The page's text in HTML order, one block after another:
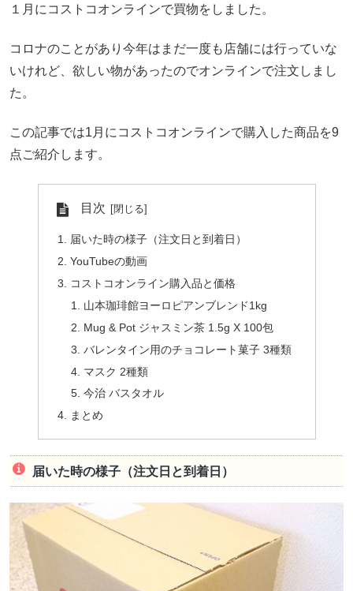
１月にコストコオンラインで買物をしました。
コロナのことがあり今年はまだ一度も店舗には行っていな
いけれど、欲しい物があったのでオンラインで注文しまし
た。
この記事では1月にコストコオンラインで購入した商品を9
点ご紹介します。
目次
届いた時の様子（注文日と到着日）
YouTubeの動画
コストコオンライン購入品と価格
山本珈琲館ヨーロピアンブレンド1kg
Mug & Pot ジャスミン茶 1.5g X 100包
バレンタイン用のチョコレート菓子 3種類
マスク 2種類
今治 バスタオル
まとめ
届いた時の様子（注文日と到着日）